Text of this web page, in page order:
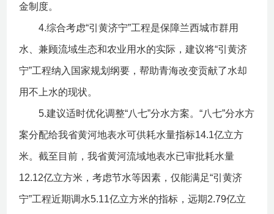
金制度。
4.综合考虑“引黄济宁”工程是保障兰西城市群用
水、兼顾流域生态和农业用水的实际，建议将“引黄济
宁”工程纳入国家规划纲要，帮助青海改变贡献了水却
用不上水的现状。
5.建议适时优化调整“八七”分水方案。“八七”分水方
案分配给我省黄河地表水可供耗水量指标14.1亿立方
米。截至目前，我省黄河流域地表水已审批耗水量
12.12亿立方米，考虑节水等因素，仅能满足“引黄济
宁”工程近期调水5.11亿立方米的指标，远期2.79亿立